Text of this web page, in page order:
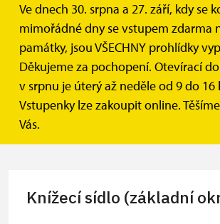
Ve dnech 30. srpna a 27. září, kdy se
mimořádné dny se vstupem zdarma
památky, jsou VŠECHNY prohlídky
Děkujeme za pochopení. Otevírací
v srpnu je úterý až neděle od 9 do 16
Vstupenky lze zakoupit online.
Vás.
Hrad Šternberk Informace pro
Vstupné
Platební metody:
Knížecí sídlo (základní